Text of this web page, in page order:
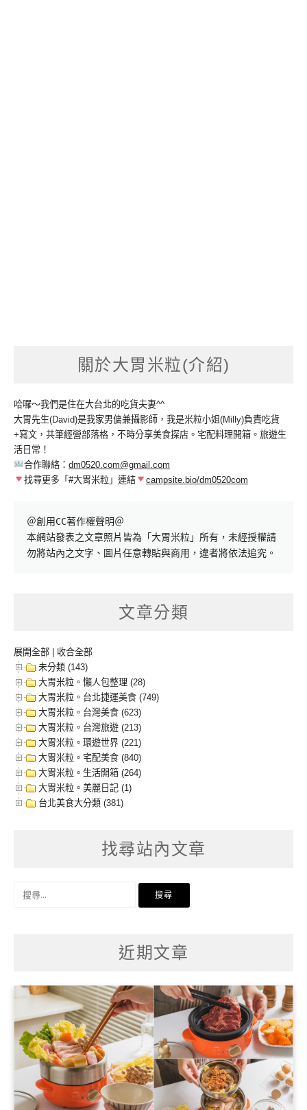
關於大胃米粒(介紹)
哈囉～我們是住在大台北的吃貨夫妻^^
大胃先生(David)是我家男傭兼攝影師，我是米粒小姐(Milly)負責吃貨
+寫文，共筆經營部落格，不時分享美食探店。宅配料理開箱。旅遊生
活日常！
合作聯絡： dm0520.com@gmail.com
找尋更多「#大胃米粒」連結
campsite.bio/dm0520com
＠創用CC著作權聲明＠
本網站發表之文章照片皆為「大胃米粒」所有，未經授權請
勿將站內之文字、圖片任意轉貼與商用，違者將依法追究。
文章分類
展開全部 | 收合全部
未分類 (143)
大胃米粒。懶人包整理 (28)
大胃米粒。台北捷運美食 (749)
大胃米粒。台灣美食 (623)
大胃米粒。台灣旅遊 (213)
大胃米粒。環遊世界 (221)
大胃米粒。宅配美食 (840)
大胃米粒。生活開箱 (264)
大胃米粒。美麗日記 (1)
台北美食大分類 (381)
找尋站內文章
近期文章